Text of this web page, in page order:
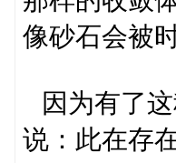
像砂石会被
因为有了
说：此在存